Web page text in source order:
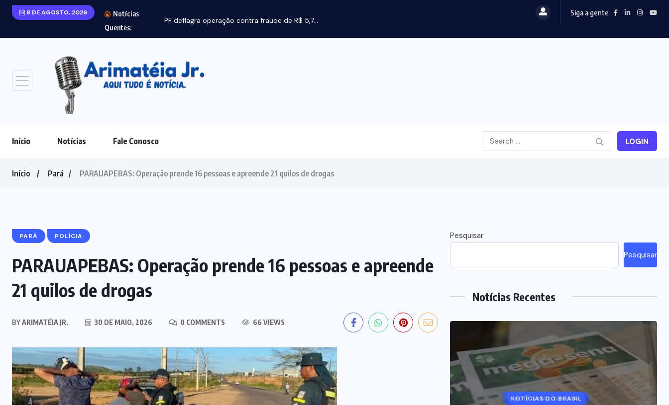
8 DE AGOSTO, 2026
Notícias
Quentes:
PF deflagra operação contra fraude de R$ 5,7...
Siga a gente
Início Notícias Fale Conosco LOGIN
Início Pará PARAUAPEBAS: Operação prende 16 pessoas e apreende 21 quilos de drogas
PARÁ POLÍCIA
PARAUAPEBAS: Operação prende 16 pessoas e apreende
21 quilos de drogas
BYARIMATÉIA JR. 30 DE MAIO, 2026 0 COMMENTS 66 VIEWS
Pesquisar
Pesquisar
Notícias Recentes
MARANHÃO POLÍCIA EDITORIAL DO DIA NOTÍCIAS DO BRASIL